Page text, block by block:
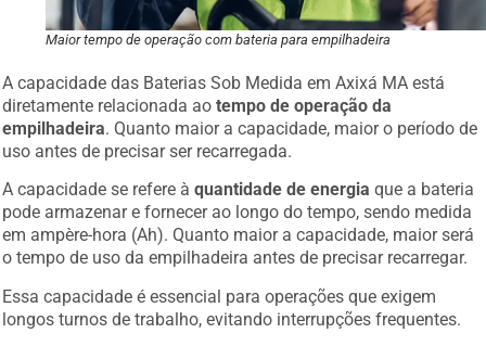
Maior tempo de operação com bateria para empilhadeira
A capacidade das Baterias Sob Medida em Axixá MA está
diretamente relacionada aotempo de operação da
empilhadeira. Quanto maior a capacidade, maior o período de
uso antes de precisar ser recarregada.
A capacidade se refere àquantidade de energia que a bateria
pode armazenar e fornecer ao longo do tempo, sendo medida
em ampère-hora (Ah). Quanto maior a capacidade, maior será
o tempo de uso da empilhadeira antes de precisar recarregar.
Essa capacidade é essencial para operações que exigem
longos turnos de trabalho, evitando interrupções frequentes.